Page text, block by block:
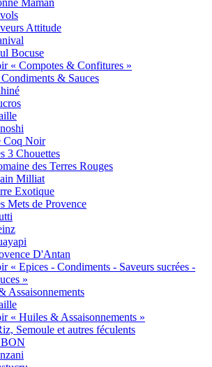
Maman
Attitude
Bocuse
« Compotes & Confitures »
& Sauces
Coq Noir
3 Chouettes
des Terres Rouges
Milliat
Exotique
Mets de Provence
D'Antan
« Epices - Condiments - Saveurs sucrées -
»
Assaisonnements
« Huiles & Assaisonnements »
Semoule et autres féculents